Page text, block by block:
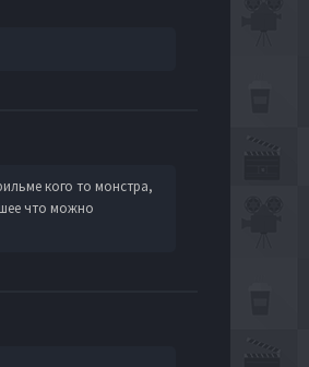
кого то монстра,
что можно